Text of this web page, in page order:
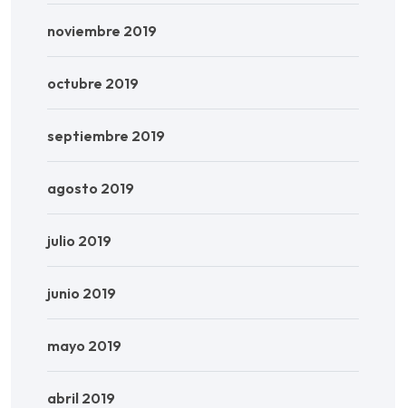
noviembre 2019
octubre 2019
septiembre 2019
agosto 2019
julio 2019
junio 2019
mayo 2019
abril 2019